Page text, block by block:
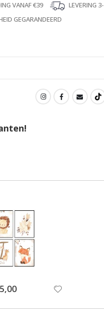
VANAF €39
LEVERING
GEGARANDEERD